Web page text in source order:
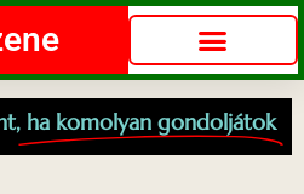
ha komolyan gondoljátok